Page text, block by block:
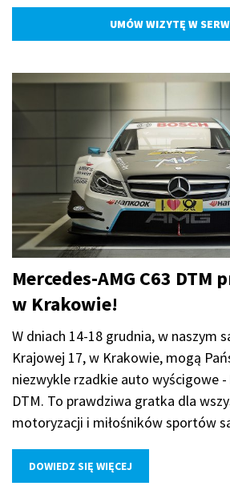
UMÓW WIZYTĘ W
Mercedes-AMG C63 DTM
w Krakowie!
W dniach 14-18 grudnia, w naszym
Krajowej 17, w Krakowie, mogą
niezwykle rzadkie auto wyścigowe -
DTM. To prawdziwa gratka dla
motoryzacji i miłośników sportów
DOWIEDZ SIĘ WIĘCEJ